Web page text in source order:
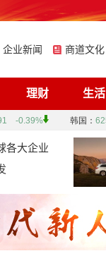
企业新闻 商道文化
理财 生活
各大企业